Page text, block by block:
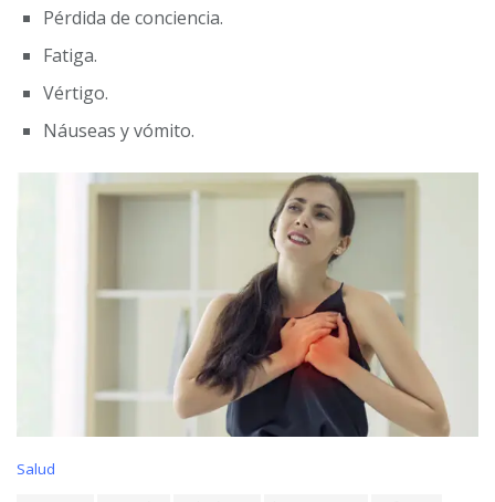
Pérdida de conciencia.
Fatiga.
Vértigo.
Náuseas y vómito.
C
Salud